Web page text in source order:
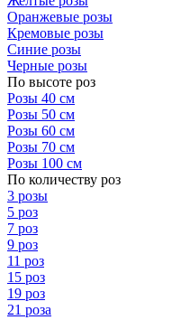
Оранжевые розы
Кремовые розы
Синие розы
Черные розы
По высоте роз
Розы 40 см
Розы 50 см
Розы 60 см
Розы 70 см
Розы 100 см
По количеству роз
3 розы
5 роз
7 роз
9 роз
11 роз
15 роз
19 роз
21 роза